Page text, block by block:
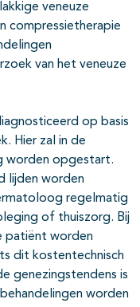
veneuze
compressietherapie
van het veneuze
op basis
Hier zal in de
worden opgestart.
lijden worden
regelmatig
of thuiszorg. Bij
patiënt worden
dit kostentechnisch
genezingstendens is
worden